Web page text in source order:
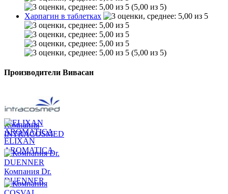
(5,00 из 5)
Харпагин в таблетках
(5,00 из 5)
Производители Вивасан
Компания
INTRACOSMED
ELIXAN
AROMATICA
Компания Dr.
DUENNER